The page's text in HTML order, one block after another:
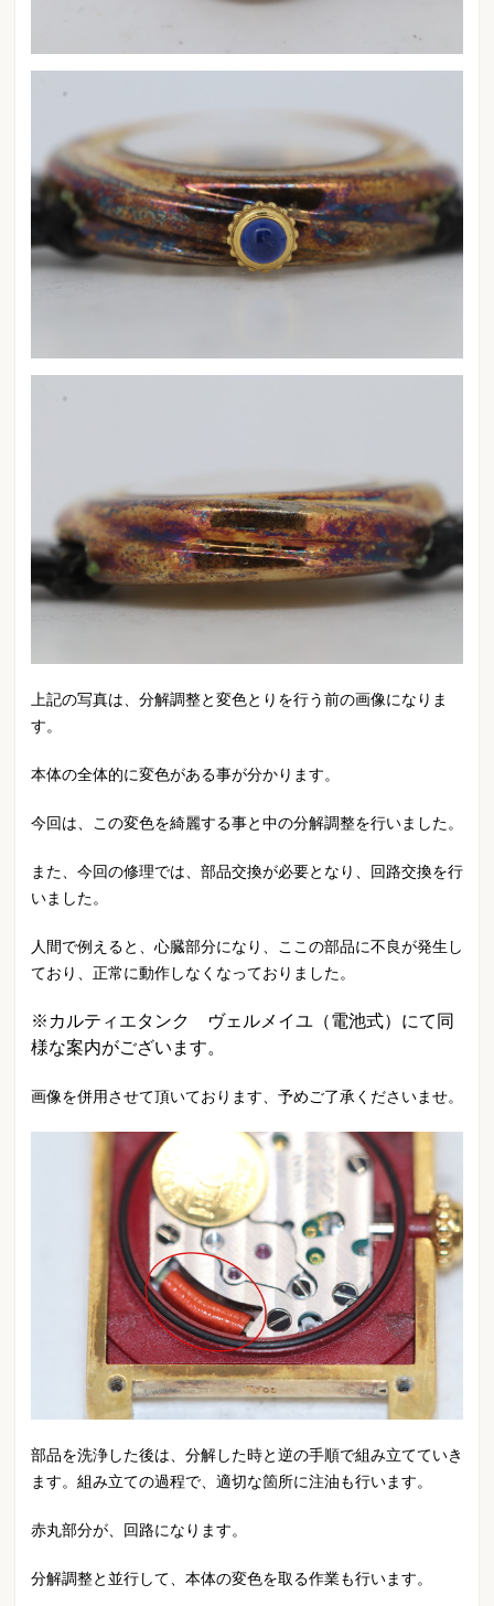
上記の写真は、分解調整と変色とりを行う前の画像になりま
す。
本体の全体的に変色がある事が分かります。
今回は、この変色を綺麗する事と中の分解調整を行いました。
また、今回の修理では、部品交換が必要となり、回路交換を行
いました。
人間で例えると、心臓部分になり、ここの部品に不良が発生し
ており、正常に動作しなくなっておりました。
※カルティエタンク ヴェルメイユ（電池式）にて同
様な案内がございます。
画像を併用させて頂いております、予めご了承くださいませ。
部品を洗浄した後は、分解した時と逆の手順で組み立てていき
ます。組み立ての過程で、適切な箇所に注油も行います。
赤丸部分が、回路になります。
分解調整と並行して、本体の変色を取る作業も行います。